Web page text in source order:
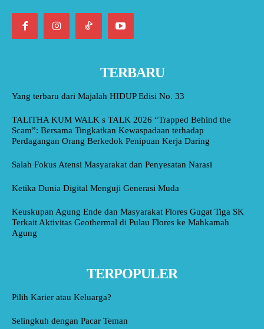
TERBARU
Yang terbaru dari Majalah HIDUP Edisi No. 33
TALITHA KUM WALK s TALK 2026 “Trapped Behind the
Scam”: Bersama Tingkatkan Kewaspadaan terhadap
Perdagangan Orang Berkedok Penipuan Kerja Daring
Salah Fokus Atensi Masyarakat dan Penyesatan Narasi
Ketika Dunia Digital Menguji Generasi Muda
Keuskupan Agung Ende dan Masyarakat Flores Gugat Tiga SK
Terkait Aktivitas Geothermal di Pulau Flores ke Mahkamah
Agung
TERPOPULER
Pilih Karier atau Keluarga?
Selingkuh dengan Pacar Teman